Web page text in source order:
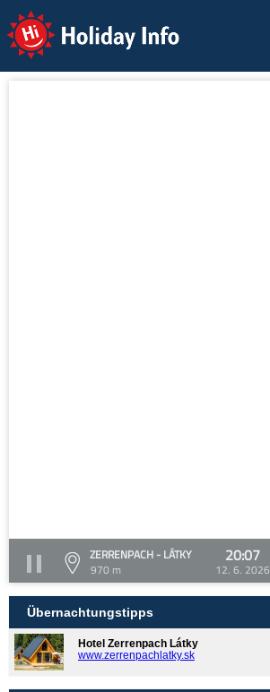
Holiday Info
ZERRENPACH - LÁTKY
970 m
20:07
12. 6. 2026
Übernachtungstipps
Hotel Zerrenpach Látky
www.zerrenpachlatky.sk